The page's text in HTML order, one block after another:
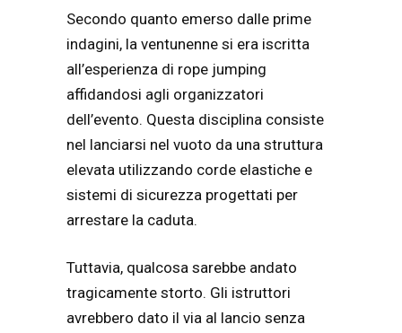
Secondo quanto emerso dalle prime
indagini, la ventunenne si era iscritta
all’esperienza di rope jumping
affidandosi agli organizzatori
dell’evento. Questa disciplina consiste
nel lanciarsi nel vuoto da una struttura
elevata utilizzando corde elastiche e
sistemi di sicurezza progettati per
arrestare la caduta.
Tuttavia, qualcosa sarebbe andato
tragicamente storto. Gli istruttori
avrebbero dato il via al lancio senza